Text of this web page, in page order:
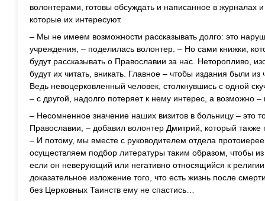
волонтерами, готовы обсуждать и написанное в
которые их интересуют.
– Мы не имеем возможности рассказывать долго: это
учреждения, – поделилась волонтер. – Но сами книжки,
будут рассказывать о Православии за нас. Неторопливо,
будут их читать, вникать. Главное – чтобы издания были
Ведь невоцерковленный человек, столкнувшись с одной
– с другой, надолго потеряет к нему интерес, а возможно –
– Несомненное значение наших визитов в больницу – это
Православии, – добавил волонтер Дмитрий, который
– И потому, мы вместе с руководителем отдела
осуществляем подбор литературы таким образом, чтобы
если он неверующий или негативно относящийся к
доказательное изложение того, что есть жизнь после
без Церковных Таинств ему не спастись…